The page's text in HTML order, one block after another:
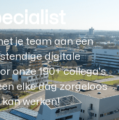
je team aan een
digitale
onze 190+ collega's
elke dag zorgeloos
kan werken!